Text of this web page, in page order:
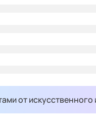
от искусственного